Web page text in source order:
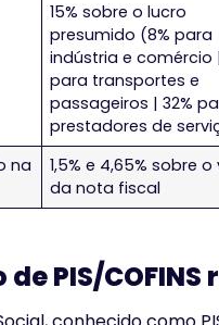
15% sobre o lucro
presumido (8% para
indústria e comércio |
para transportes e
passageiros | 32%
prestadores de
na
1,5% e 4,65% sobre
da nota fiscal
PIS/COFINS